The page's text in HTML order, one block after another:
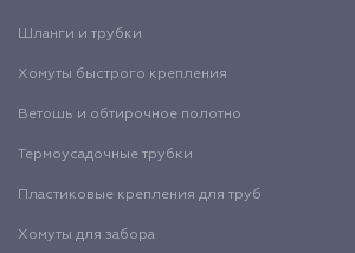
Шланги и трубки
Хомуты быстрого крепления
Ветошь и обтирочное полотно
Термоусадочные трубки
Пластиковые крепления для труб
Хомуты для забора